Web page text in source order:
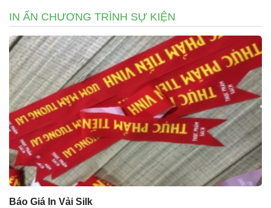
IN ẤN CHƯƠNG TRÌNH SỰ KIỆN
Báo Giá In Vải Silk